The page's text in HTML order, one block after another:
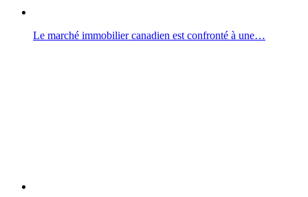
Le marché immobilier canadien est confronté à une…